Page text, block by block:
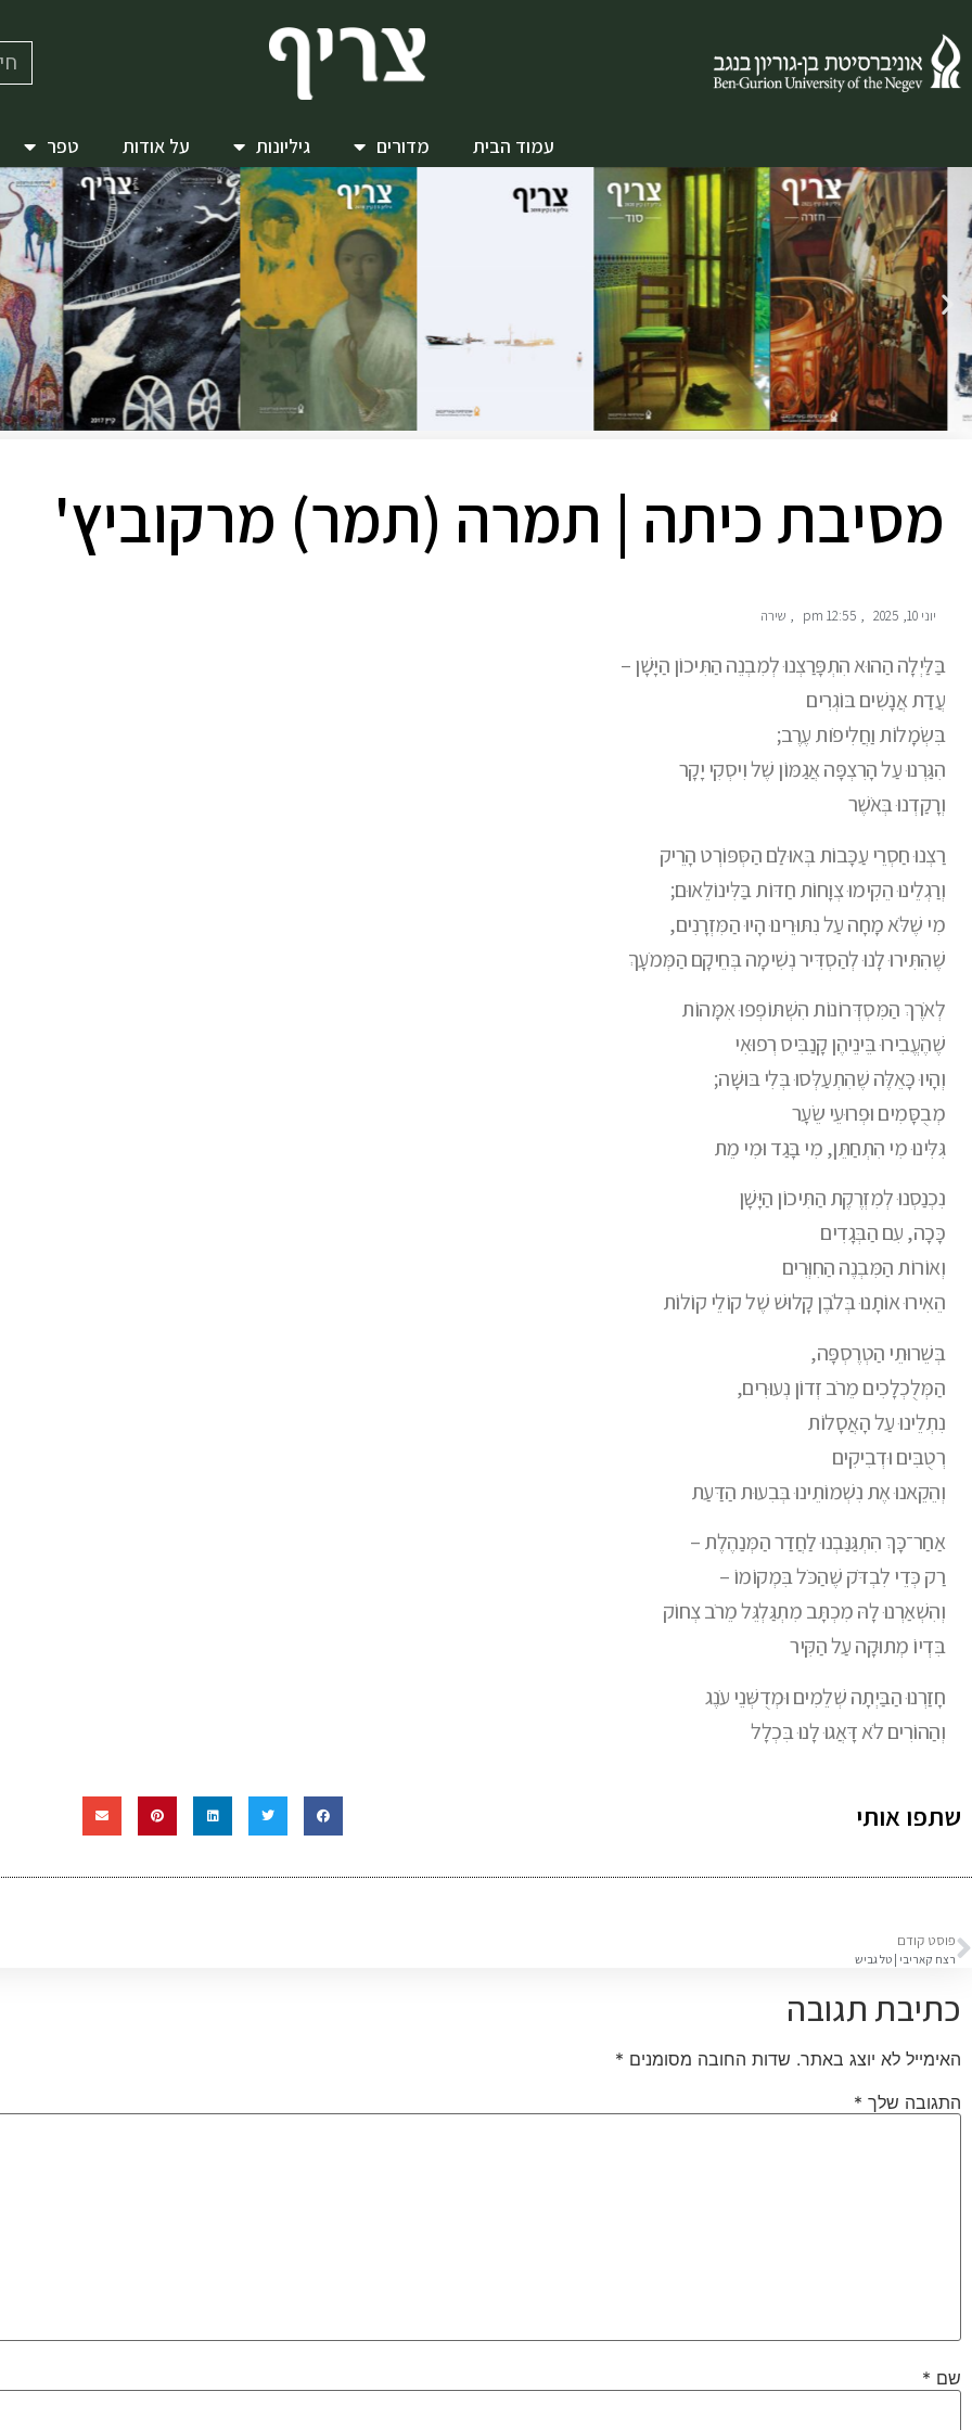
עמוד הבית מדורים גיליונות על אודות טפר
מסיבת כיתה | תמרה (תמר) מרקוביץ'
יוני 10, 2025 ,
12:55 pm
, שירה
בַּלַּיְלָה הַהוּא הִתְפָּרַצְנוּ לְמִבְנֵה הַתִּיכוֹן הַיָּשָׁן –
עֲדַת אֲנָשִׁים בּוֹגְרִים
בִּשְׂמָלוֹת וַחֲלִיפֹות עֶרֶב;
הִגַּרְנוּ עַל הָרִצְפָּה אֲגַמּוֹן שֶׁל וִיסְקִי יָקָר
וְרָקַדְנוּ בְּאֹשֶׁר
רַצְנוּ חַסְרֵי עַכָּבוֹת בְּאוּלַם הַסְּפּוֹרְט הָרֵיק
וְרַגְלֵינוּ הֵקִימוּ צְוָחוֹת חַדּוֹת בַּלִּינוֹלֵאוּם;
מִי שֶׁלֹּא מָחָה עַל נִתּוּרֵינוּ הָיוּ הַמִּזְרָנִים,
שֶׁהִתִּירוּ לָנוּ לְהַסְדִּיר נְשִׁימָה בְּחֵיקָם הַמְּמֹעָךְ
לְאֹרֶךְ הַמִּסְדְּרוֹנוֹת הִשְׁתּוֹפְפוּ אִמָּהוֹת
שֶׁהֶעֱבִירוּ בֵּינֵיהֶן קָנַבִּיס רְפוּאִי
וְהָיוּ כָּאֵלֶּה שֶׁהִתְעַלְּסוּ בְּלִי בּוּשָׁה;
מְבֻסָּמִים וּפְרוּעֵי שֵׂעָר
גִּלִּינוּ מִי הִתְחַתֵּן, מִי בָּגַד וּמִי מֵת
נִכְנַסְנוּ לְמִזְרֶקֶת הַתִּיכוֹן הַיָּשָׁן
כָּכָה, עִם הַבְּגָדִים
וְאוֹרוֹת הַמִּבְנֶה הַחִוְּרִים
הֵאִירוּ אוֹתָנוּ בְּלֹבֶן קָלוּשׁ שֶׁל קוֹלֵי קוֹלוֹת
בְּשֵׁרוּתֵי הַטְרֶסְפָּה,
הַמְּלֻכְלָכִים מֵרֹב זְדוֹן נְעוּרִים,
נִתְלֵינוּ עַל הָאֲסָלוֹת
רְטֻבִּים וּדְבִיקִים
וְהֵקֵאנוּ אֶת נִשְׁמוֹתֵינוּ בְּבִעוּת הַדַּעַת
אַחַר־כָּךְ הִתְגַּנַּבְנוּ לַחֲדַר הַמְּנַהֶלֶת –
רַק כְּדֵי לִבְדֹּק שֶׁהַכֹּל בִּמְקוֹמוֹ –
וְהִשְׁאַרְנוּ לָהּ מִכְתָּב מִתְגַּלְגֵּל מֵרֹב צְחוֹק
בִּדְיוֹ מְתוּקָה עַל הַקִּיר
חָזַרְנוּ הַבַּיְתָה שְׁלֵמִים וּמְדֻשְּׁנֵי עֹנֶג
וְהַהוֹרִים לֹא דָּאֲגוּ לָנוּ בִּכְלָל
שתפו אותי
פוסט קודם
רצח קאריבי | טל גביש
כתיבת תגובה
האימייל לא יוצג באתר. שדות החובה מסומנים *
התגובה שלך *
שם *